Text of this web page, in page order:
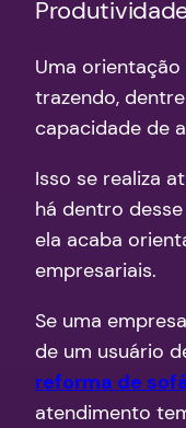
Uma
trazendo,
capacidade de
Isso se realiza
há dentro
ela acaba
empresariais.
Se uma
de um usuário
reforma de
atendimento